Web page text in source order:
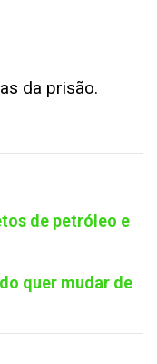
da prisão.
de petróleo e
quer mudar de